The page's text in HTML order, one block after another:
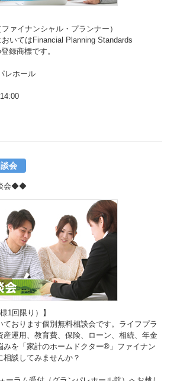
イナンシャル・プランナー）
いてはFinancial Planning Standards
録商標です。
レホール
会
会◆◆
1回限り）】
ております個別無料相談会です。ライフプラ
産運用、教育費、保険、ローン、相続、年金
みを「家計のホームドクター®」ファイナン
談してみませんか？